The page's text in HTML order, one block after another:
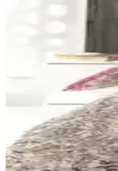
Bej kare ekose desenli
ve koruyucudur.
Yataş Aden
Yataş Aden ve Astrid
Tulip vs Valezium
Bu karşılaştırma, My
dayanıklılık odaklı